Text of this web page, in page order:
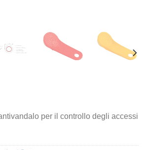
per il controllo degli accessi